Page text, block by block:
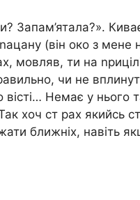
Запам’ятала?».
(він око з мене
мовляв, ти на
чи не
Немає у нього
хоч ст рах якийсь
ближніх, навіть